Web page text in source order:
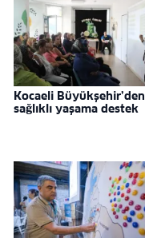
Kocaeli Büyükşehir’den
sağlıklı yaşama destek